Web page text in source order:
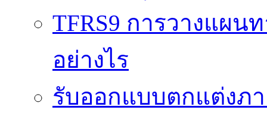
TFRS9 การวางแผน
อย่างไร
รับออกแบบตกแต่งภ